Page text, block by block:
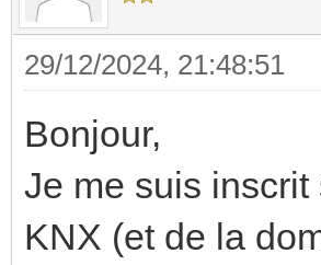
29/12/2024, 21:48:51
Bonjour,
Je me suis
KNX (et de la